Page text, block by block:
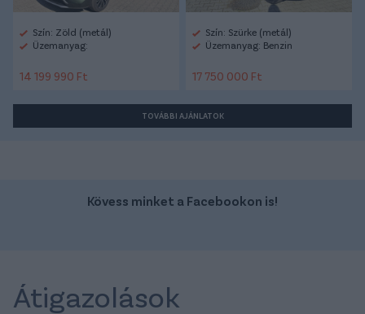
Szín: Zöld (metál)
Üzemanyag:
14 199 990 Ft
Szín: Szürke (metál)
Üzemanyag: Benzin
17 750 000 Ft
TOVÁBBI AJÁNLATOK
Kövess minket a Facebookon is!
Átigazolások